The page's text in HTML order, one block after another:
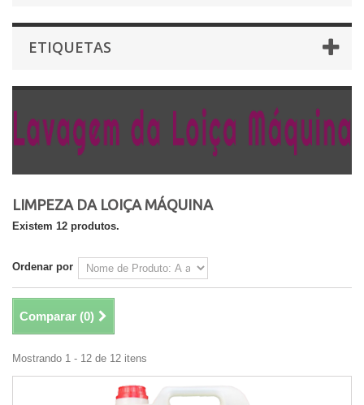
ETIQUETAS
LIMPEZA DA LOIÇA MÁQUINA
Existem 12 produtos.
Ordenar por
Comparar (0)
Mostrando 1 - 12 de 12 itens